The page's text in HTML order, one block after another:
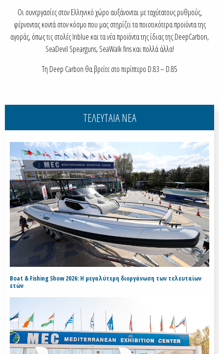
Οι συνεργασίες στον Ελληνικό χώρο αυξάνονται με ταχύτατους ρυθμούς,
φέρνοντας κοντά στον κόσμο που μας στηρίζει τα ποιοτικότερα προϊόντα της
αγοράς, όπως τις στολές Inblue και τα νέα προϊόντα της ίδιας της DeepCarbon,
SeaDevil Spearguns, SeaWalk fins και πολλά άλλα!
Τη Deep Carbon θα βρείτε στο περίπτερο D.83 – D.85
ΤΕΛΕΥΤΑΙΑ ΝΕΑ
Boat & Fishing Show 2026: Η μεγαλύτερη διοργάνωση των τελευταίων
ετών